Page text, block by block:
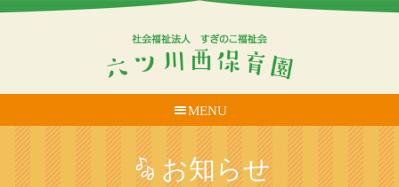
MENU
お知らせ